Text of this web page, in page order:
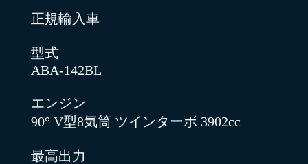
正規輸入車
型式
ABA-142BL
エンジン
90° V型8気筒 ツインターボ 3902cc
最高出力